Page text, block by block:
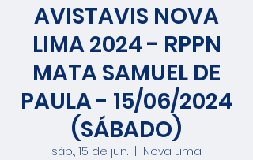
AVISTAVIS NOVA
LIMA 2024 - RPPN
MATA SAMUEL DE
PAULA - 15/06/2024
(SÁBADO)
sáb., 15 de jun. Nova Lima